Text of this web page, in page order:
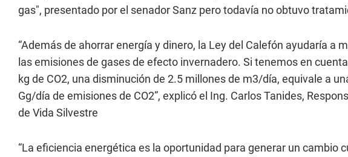
gas", presentado por el senador Sanz pero todavía no obtuvo
“Además de ahorrar energía y dinero, la Ley del Calefón ayudaría a
las emisiones de gases de efecto invernadero. Si tenemos en
kg de CO2, una disminución de 2.5 millones de m3/día, equivale a
Gg/día de emisiones de CO2”, explicó el Ing. Carlos Tanides,
de Vida Silvestre
“La eficiencia energética es la oportunidad para generar un cambio